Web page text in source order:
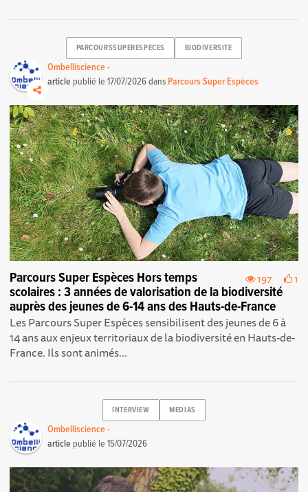
PARCOURSSUPERESPECES BIODIVERSITE
Ombelliscience -
article publié le17/07/2026dans Parcours Super Espèces
197 1
Parcours Super Espèces Hors temps
scolaires : 3 années de valorisation de la biodiversité
auprès des jeunes de 6-14 ans des Hauts-de-France
Les Parcours Super Espèces sensibilisent des jeunes de 6 à
14 ans aux enjeux territoriaux de la biodiversité en Hauts-de-
France. Ils sont animés...
INTERVIEW MEDIAS
Ombelliscience -
article publié le15/07/2026